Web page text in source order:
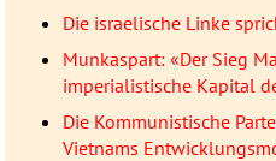
Die israelische Linke
Munkaspart: «Der Sieg
imperialistische Kapital
Die Kommunistische
Vietnams